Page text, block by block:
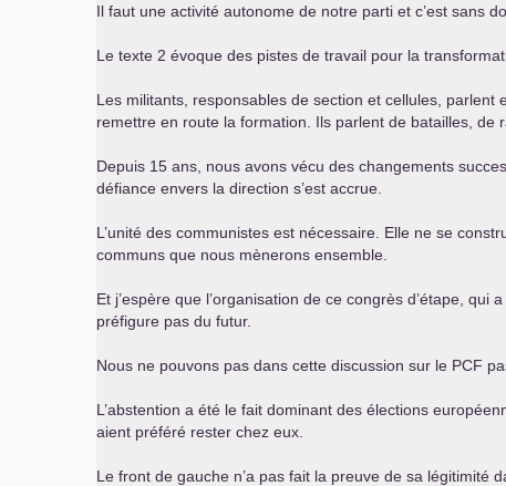
Il faut une activité autonome de notre parti et c’est sans
Le texte 2 évoque des pistes de travail pour la
Les militants, responsables de section et cellules,
remettre en route la formation. Ils parlent de batailles, de
Depuis 15 ans, nous avons vécu des changements
défiance envers la direction s’est accrue.
L’unité des communistes est nécessaire. Elle ne se
communs que nous mènerons ensemble.
Et j’espère que l’organisation de ce congrès d’étape,
préfigure pas du futur.
Nous ne pouvons pas dans cette discussion sur le PCF
L’abstention a été le fait dominant des élections
aient préféré rester chez eux.
Le front de gauche n’a pas fait la preuve de sa légitimité